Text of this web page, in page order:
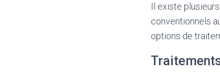
Il existe
conventionnels
options de